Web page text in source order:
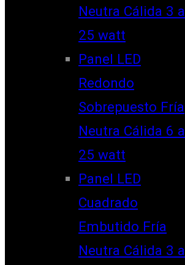
Neutra Cálida 3 a
25 watt
Panel LED
Redondo
Sobrepuesto Fría
Neutra Cálida 6 a
25 watt
Panel LED
Cuadrado
Embutido Fría
Neutra Cálida 3 a